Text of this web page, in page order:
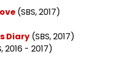
(SBS, 2017)
Diary (SBS, 2017)
2016 - 2017)